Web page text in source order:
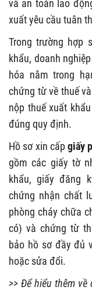
và an toàn lao
xuất yêu cầu tuân
Trong trường hợp
khẩu, doanh
hóa nằm trong
chứng từ về thuế
nộp thuế xuất
đúng quy định.
Hồ sơ xin cấp giấy
gồm các giấy tờ
khẩu, giấy đăng
chứng nhận chất
phòng cháy chữa
có) và chứng từ
bảo hồ sơ đầy đủ
hoặc sửa đổi.
>> Để hiểu thêm